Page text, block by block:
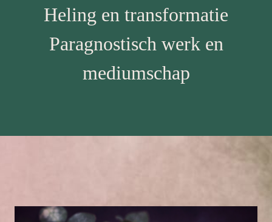
Heling en transformatie
Paragnostisch werk en
mediumschap